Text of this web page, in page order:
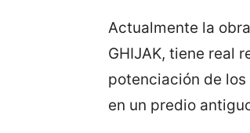
Actualmente la
GHIJAK, tiene real
potenciación de
en un predio